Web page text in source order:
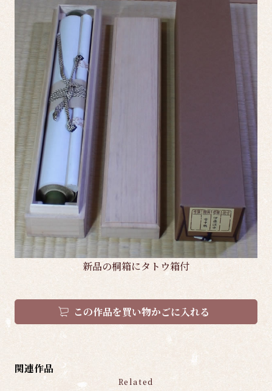
新品の桐箱にタトウ箱付
この作品を買い物かごに入れる
関連作品
Related